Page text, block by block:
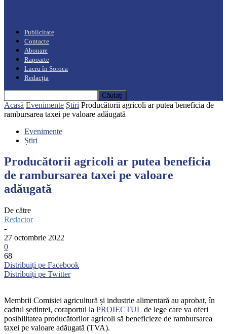
Publicitate
Contacte
Abonare
Rapoarte
Lucru în Soroca
Redacția
Acasă Evenimente Știri Producătorii agricoli ar putea beneficia de
rambursarea taxei pe valoare adăugată
Evenimente
Știri
Producătorii agricoli ar putea beneficia
de rambursarea taxei pe valoare
adăugată
De către
Redactor
-
27 octombrie 2022
0
68
Distribuiți pe Facebook
Distribuiți pe Twitter
Membrii Comisiei agricultură și industrie alimentară au aprobat, în
cadrul ședinței, coraportul la PROIECTUL de lege care va oferi
posibilitatea producătorilor agricoli să beneficieze de rambursarea
taxei pe valoare adăugată (TVA).